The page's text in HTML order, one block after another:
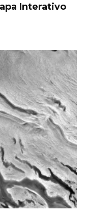
Interativo